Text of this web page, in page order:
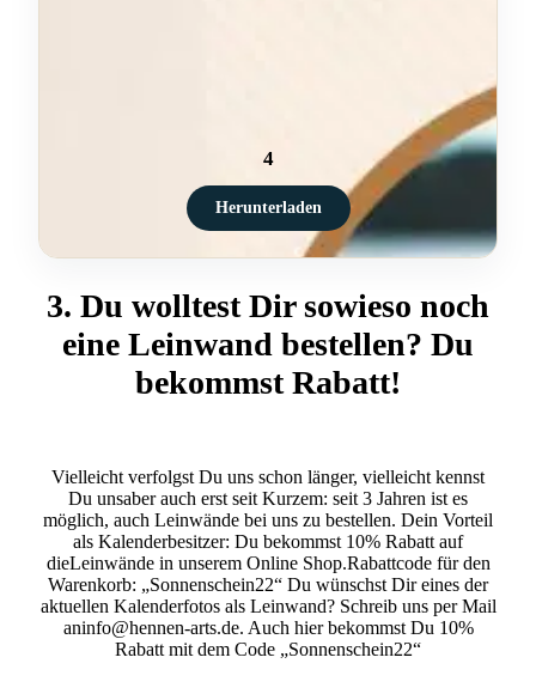
4
Herunterladen
3. Du wolltest Dir sowieso noch
eine Leinwand bestellen? Du
bekommst Rabatt!
Vielleicht verfolgst Du uns schon länger, vielleicht kennst
Du unsaber auch erst seit Kurzem: seit 3 Jahren ist es
möglich, auch Leinwände bei uns zu bestellen. Dein Vorteil
als Kalenderbesitzer: Du bekommst 10% Rabatt auf
dieLeinwände in unserem Online Shop.Rabattcode für den
Warenkorb: „Sonnenschein22“ Du wünschst Dir eines der
aktuellen Kalenderfotos als Leinwand? Schreib uns per Mail
aninfo@hennen-arts.de. Auch hier bekommst Du 10%
Rabatt mit dem Code „Sonnenschein22“